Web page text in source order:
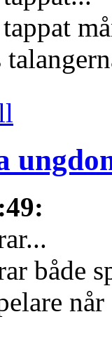
:
både